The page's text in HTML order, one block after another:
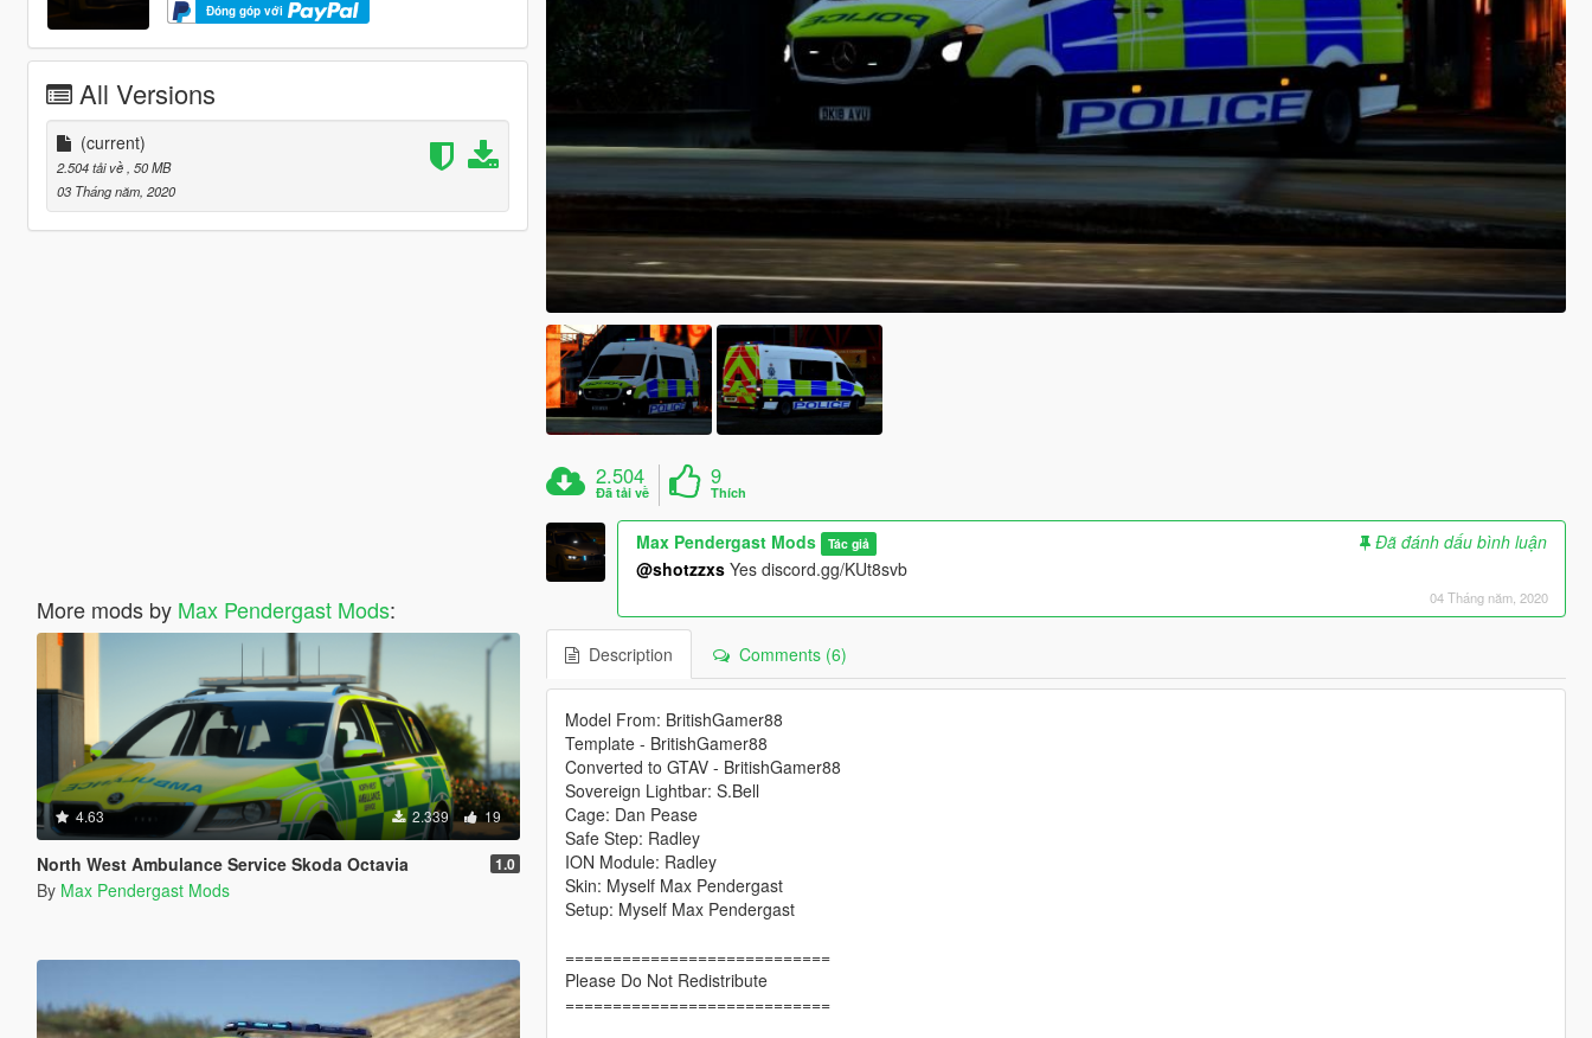
Đóng góp với
All Versions
(current)
2.504 tải về , 50 MB
03 Tháng năm, 2020
More mods by Max Pendergast Mods:
4.63 2.339 19
North West Ambulance Service Skoda Octavia 1.0
By Max Pendergast Mods
2.504
Đã tải về
9
Thích
Max Pendergast Mods Tác giả
Đã đánh dấu bình luận
@shotzzxsYes discord.gg/KUt8svb
04 Tháng năm, 2020
Description Comments (6)
Model From: BritishGamer88
Template - BritishGamer88
Converted to GTAV - BritishGamer88
Sovereign Lightbar: S.Bell
Cage: Dan Pease
Safe Step: Radley
ION Module: Radley
Skin: Myself Max Pendergast
Setup: Myself Max Pendergast
============================
Please Do Not Redistribute
============================